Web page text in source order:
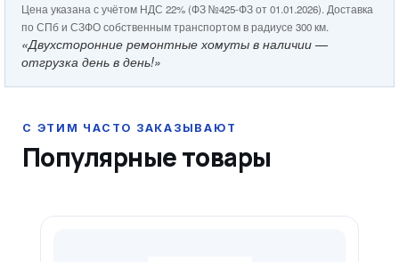
Цена указана с учётом НДС 22% (ФЗ №425-ФЗ от 01.01.2026). Доставка
по СПб и СЗФО собственным транспортом в радиусе 300 км.
«Двухсторонние ремонтные хомуты в наличии —
отгрузка день в день!»
Популярные товары